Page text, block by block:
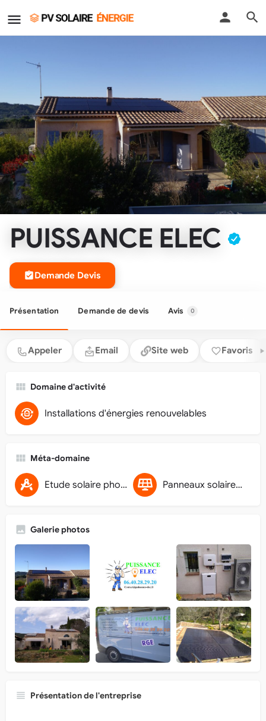
PUISSANCE ELEC
Demande Devis
Présentation Demande de devis Avis 0
Appeler Email Site web Favoris
Domaine d'activité
Installations d'énergies renouvelables
Méta-domaine
Etude solaire photovoltaïque Panneaux solaires photovoltaïques
Galerie photos
Présentation de l'entreprise